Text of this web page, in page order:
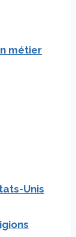
métier
Unis